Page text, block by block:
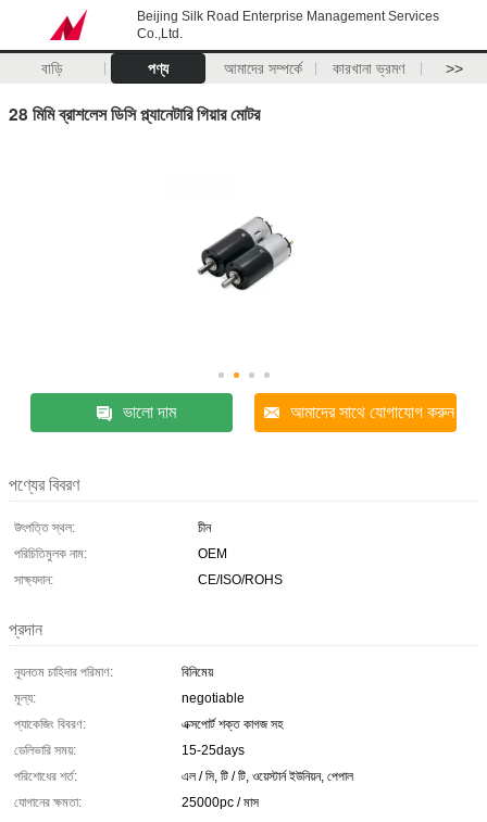
Beijing Silk Road Enterprise Management Services
Co.,Ltd.
বাড়ি পণ্য আমাদের সম্পর্কে কারখানা ভ্রমণ >>
28 মিমি ব্রাশলেস ডিসি প্ল্যানেটারি গিয়ার মোটর
ভালো দাম আমাদের সাথে যোগাযোগ করুন
পণ্যের বিবরণ
উৎপত্তি স্থল:
চীন
পরিচিতিমুলক নাম:
OEM
সাক্ষ্যদান:
CE/ISO/ROHS
প্রদান
ন্যূনতম চাহিদার পরিমাণ:
বিনিমেয়
মূল্য:
negotiable
প্যাকেজিং বিবরণ:
এক্সপোর্ট শক্ত কাগজ সহ
ডেলিভারি সময়:
15-25days
পরিশোধের শর্ত:
এল / সি, টি / টি, ওয়েস্টার্ন ইউনিয়ন, পেপাল
যোগানের ক্ষমতা:
25000pc / মাস